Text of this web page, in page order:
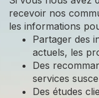
recevoir nos
les informations
Partager des
actuels, les
Des
services
Des études